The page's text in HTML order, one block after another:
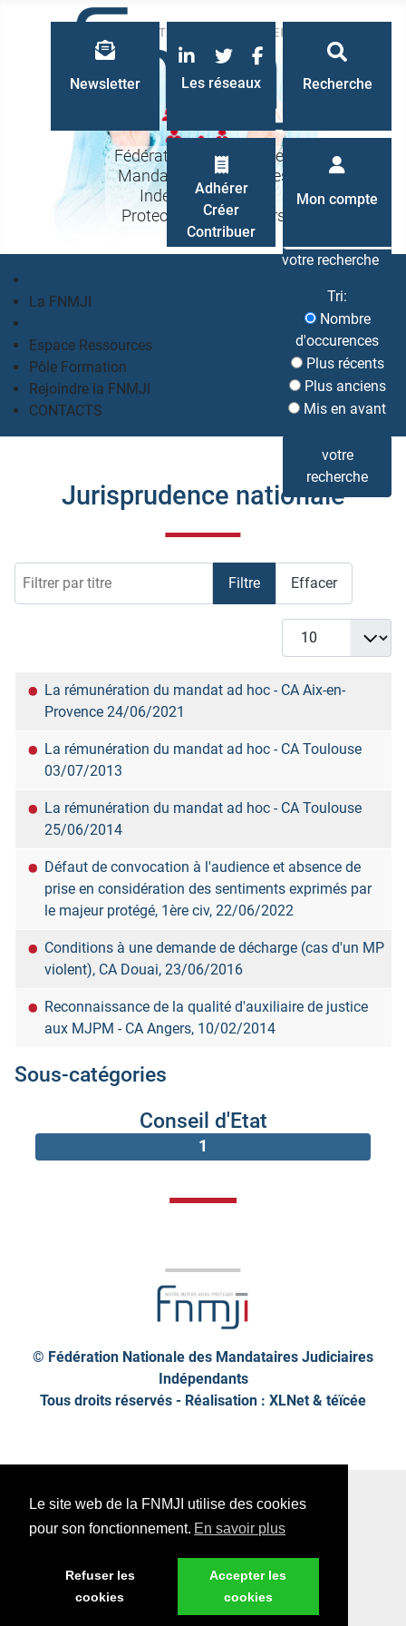
Le site web de la FNMJI utilise des cookies
pour son fonctionnement. En savoir plus
Refuser les
cookies
Accepter les
cookies
Fédération Nationale des
Mandataires Judiciaires
Indépendants à la
Protection des Majeurs
La FNMJI
Un métier, des valeurs, une philosophie partagés
Espace Ressources
Pôle Formation
Rejoindre la FNMJI
CONTACTS
Recherche
Recherche
votre recherche
Tri:
Nombre
d'occurences
Plus récents
Plus anciens
Mis en avant
votre
recherche
Les réseaux
LinkedInTwitterFacebook
Newsletter
Mon compte
Adhérer
Créer
Contribuer
Jurisprudence nationale
Filtre Effacer
Afficher #
TitreLa rémunération du mandat ad hoc - CA Aix-en-
Provence 24/06/2021
La rémunération du mandat ad hoc - CA Toulouse
03/07/2013
La rémunération du mandat ad hoc - CA Toulouse
25/06/2014
Défaut de convocation à l'audience et absence de
prise en considération des sentiments exprimés par
le majeur protégé, 1ère civ, 22/06/2022
Conditions à une demande de décharge (cas d'un MP
violent), CA Douai, 23/06/2016
Reconnaissance de la qualité d'auxiliaire de justice
aux MJPM - CA Angers, 10/02/2014
Sous-catégories
Conseil d'Etat
1
© Fédération Nationale des Mandataires Judiciaires
Indépendants
Tous droits réservés - Réalisation : XLNet & téïcée
Mentions légales
Données personnelles